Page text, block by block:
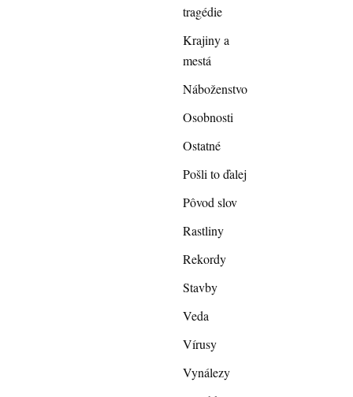
tragédie
Krajiny a
mestá
Náboženstvo
Osobnosti
Ostatné
Pošli to ďalej
Pôvod slov
Rastliny
Rekordy
Stavby
Veda
Vírusy
Vynálezy